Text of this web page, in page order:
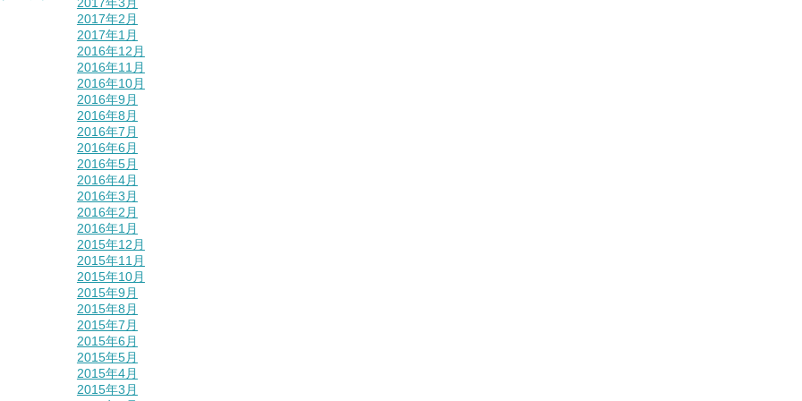
2017年3月
2017年2月
2017年1月
2016年12月
2016年11月
2016年10月
2016年9月
2016年8月
2016年7月
2016年6月
2016年5月
2016年4月
2016年3月
2016年2月
2016年1月
2015年12月
2015年11月
2015年10月
2015年9月
2015年8月
2015年7月
2015年6月
2015年5月
2015年4月
2015年3月